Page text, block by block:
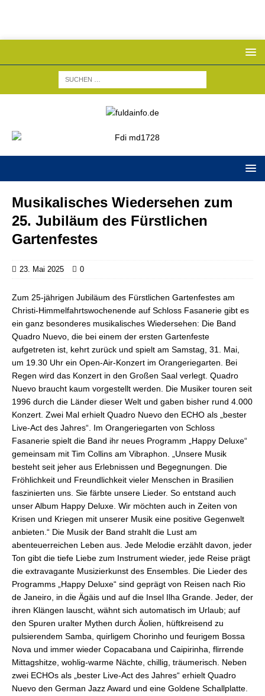
Musikalisches Wiedersehen zum
25. Jubiläum des Fürstlichen
Gartenfestes
23. Mai 2025 0
Zum 25-jährigen Jubiläum des Fürstlichen Gartenfestes am
Christi-Himmelfahrtswochenende auf Schloss Fasanerie gibt es
ein ganz besonderes musikalisches Wiedersehen: Die Band
Quadro Nuevo, die bei einem der ersten Gartenfeste
aufgetreten ist, kehrt zurück und spielt am Samstag, 31. Mai,
um 19.30 Uhr ein Open-Air-Konzert im Orangeriegarten. Bei
Regen wird das Konzert in den Großen Saal verlegt. Quadro
Nuevo braucht kaum vorgestellt werden. Die Musiker touren seit
1996 durch die Länder dieser Welt und gaben bisher rund 4.000
Konzert. Zwei Mal erhielt Quadro Nuevo den ECHO als „bester
Live-Act des Jahres“. Im Orangeriegarten von Schloss
Fasanerie spielt die Band ihr neues Programm „Happy Deluxe“
gemeinsam mit Tim Collins am Vibraphon. „Unsere Musik
besteht seit jeher aus Erlebnissen und Begegnungen. Die
Fröhlichkeit und Freundlichkeit vieler Menschen in Brasilien
faszinierten uns. Sie färbte unsere Lieder. So entstand auch
unser Album Happy Deluxe. Wir möchten auch in Zeiten von
Krisen und Kriegen mit unserer Musik eine positive Gegenwelt
anbieten.“ Die Musik der Band strahlt die Lust am
abenteuerreichen Leben aus. Jede Melodie erzählt davon, jeder
Ton gibt die tiefe Liebe zum Instrument wieder, jede Reise prägt
die extravagante Musizierkunst des Ensembles. Die Lieder des
Programms „Happy Deluxe“ sind geprägt von Reisen nach Rio
de Janeiro, in die Ägäis und auf die Insel Ilha Grande. Jeder, der
ihren Klängen lauscht, wähnt sich automatisch im Urlaub; auf
den Spuren uralter Mythen durch Äolien, hüftkreisend zu
pulsierendem Samba, quirligem Chorinho und feurigem Bossa
Nova und immer wieder Copacabana und Caipirinha, flirrende
Mittagshitze, wohlig-warme Nächte, chillig, träumerisch. Neben
zwei ECHOs als „bester Live-Act des Jahres“ erhielt Quadro
Nuevo den German Jazz Award und eine Goldene Schallplatte.